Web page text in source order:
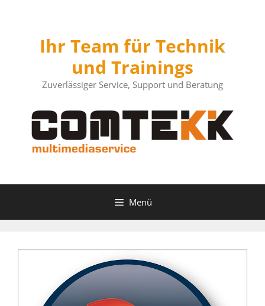
Ihr Team für Technik
und Trainings
Zuverlässiger Service, Support und Beratung
Menü